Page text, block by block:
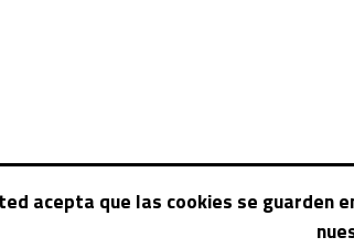
acepta que las cookies se